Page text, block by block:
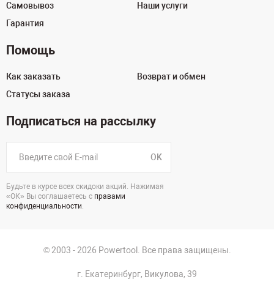
Самовывоз
Гарантия
Наши услуги
Помощь
Как заказать
Статусы заказа
Возврат и обмен
Подписаться на рассылку
OK
Будьте в курсе всех скидоки акций. Нажимая
«ОК» Вы соглашаетесь с правами
конфиденциальности.
© 2003 - 2026 Powertool. Все права защищены.
г. Екатеринбург, Викулова, 39